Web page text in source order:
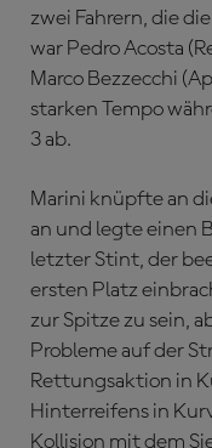
zwei Fahrern, die
war Pedro Acosta
Marco Bezzecchi
starken Tempo
3 ab.
Marini knüpfte an
an und legte einen
letzter Stint, der
ersten Platz
zur Spitze zu sein,
Probleme auf der
Rettungsaktion in
Hinterreifens in
Kollision mit dem